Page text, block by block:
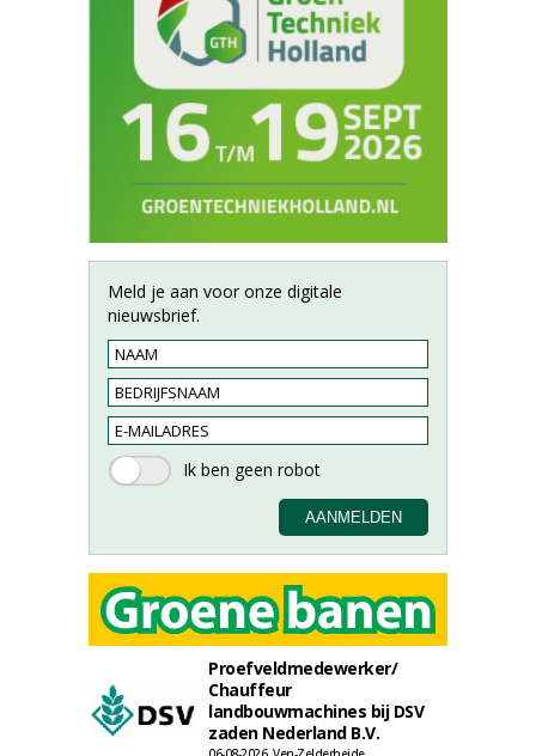
Meld je aan voor onze digitale
nieuwsbrief.
Proefveldmedewerker/
Chauffeur
landbouwmachines bij DSV
zaden Nederland B.V.